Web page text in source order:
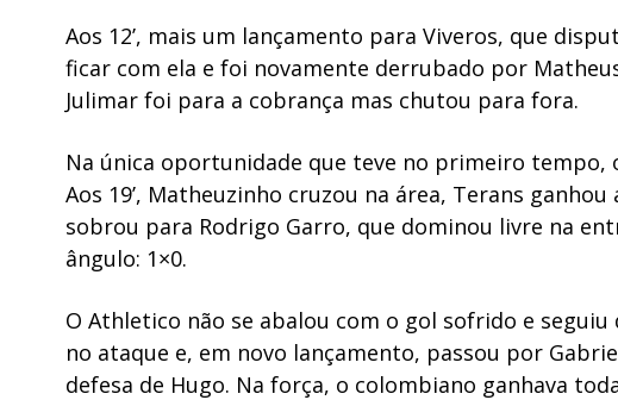
Aos 12’, mais um lançamento para Viveros, que
ficar com ela e foi novamente derrubado por
Julimar foi para a cobrança mas chutou para fora.
Na única oportunidade que teve no primeiro
Aos 19’, Matheuzinho cruzou na área, Terans
sobrou para Rodrigo Garro, que dominou livre na
ângulo: 1×0.
O Athletico não se abalou com o gol sofrido e
no ataque e, em novo lançamento, passou por
defesa de Hugo. Na força, o colombiano ganhava